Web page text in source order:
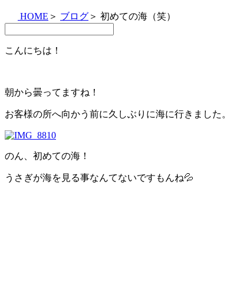
HOME ＞ ブログ ＞ 初めての海（笑）
こんにちは！
朝から曇ってますね！
お客様の所へ向かう前に久しぶりに海に行きました。
のん、初めての海！
うさぎが海を見る事なんてないですもんね💦